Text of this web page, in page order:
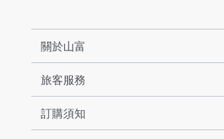
關於山富
旅客服務
訂購須知